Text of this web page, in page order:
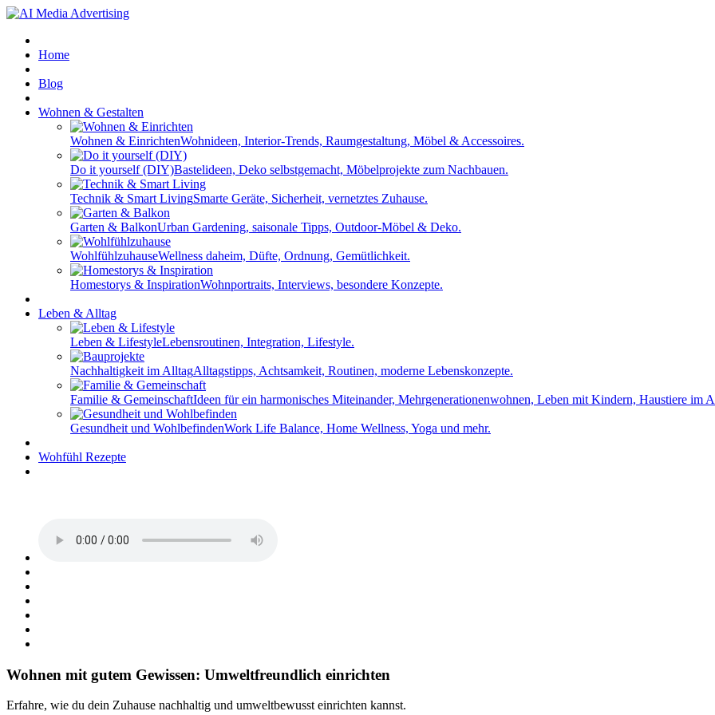
Home
Blog
Wohnen & Gestalten
Wohnen & EinrichtenWohnideen, Interior-Trends, Raumgestaltung, Möbel & Accessoires.
Do it yourself (DIY)Bastelideen, Deko selbstgemacht, Möbelprojekte zum Nachbauen.
Technik & Smart LivingSmarte Geräte, Sicherheit, vernetztes Zuhause.
Garten & BalkonUrban Gardening, saisonale Tipps, Outdoor-Möbel & Deko.
WohlfühlzuhauseWellness daheim, Düfte, Ordnung, Gemütlichkeit.
Homestorys & InspirationWohnportraits, Interviews, besondere Konzepte.
Leben & Alltag
Leben & LifestyleLebensroutinen, Integration, Lifestyle.
Nachhaltigkeit im AlltagAlltagstipps, Achtsamkeit, Routinen, moderne Lebenskonzepte.
Familie & GemeinschaftIdeen für ein harmonisches Miteinander, Mehrgenerationenwohnen, Leben mit Kindern, Haustiere im
Gesundheit und WohlbefindenWork Life Balance, Home Wellness, Yoga und mehr.
Wohfühl Rezepte
Wohnen mit gutem Gewissen: Umweltfreundlich einrichten
Erfahre, wie du dein Zuhause nachhaltig und umweltbewusst einrichten kannst.